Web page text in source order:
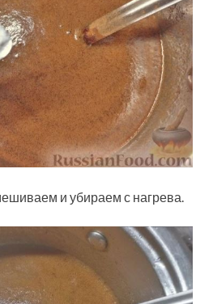
и убираем с нагрева.